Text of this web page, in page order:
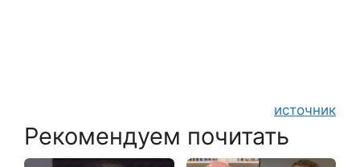
источник
Рекомендуем почитать